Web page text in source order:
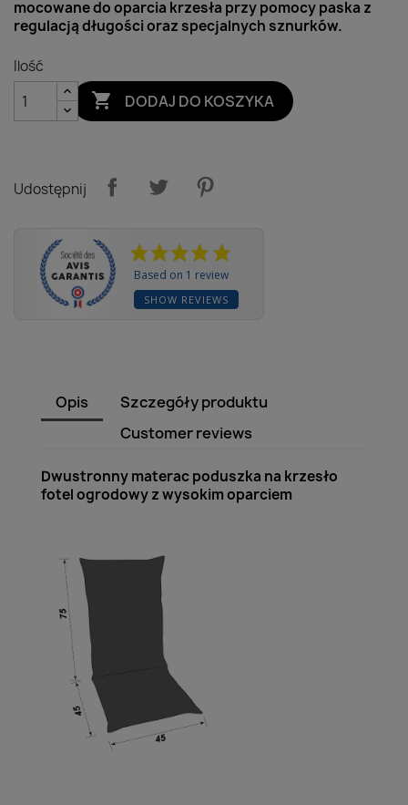
mocowane do oparcia krzesła przy pomocy paska z
regulacją długości oraz specjalnych sznurków.
Ilość
 DODAJ DO KOSZYKA
Udostępnij
Based on 1 review
SHOW REVIEWS
Opis
Szczegóły produktu
Customer reviews
Dwustronny materac poduszka na krzesło
fotel ogrodowy z wysokim oparciem